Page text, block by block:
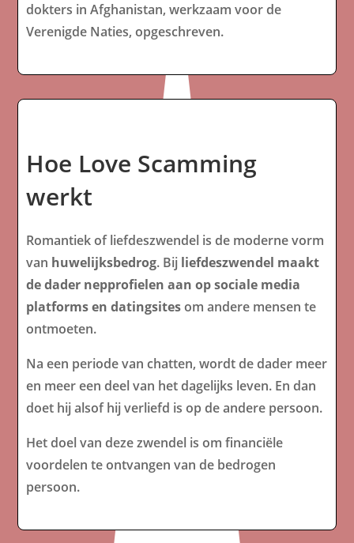
dokters in Afghanistan, werkzaam voor de
Verenigde Naties, opgeschreven.
Hoe Love Scamming
werkt
Romantiek of liefdeszwendel is de moderne vorm
van huwelijksbedrog. Bij liefdeszwendel maakt
de dader nepprofielen aan op sociale media
platforms en datingsitesom andere mensen te
ontmoeten.
Na een periode van chatten, wordt de dader meer
en meer een deel van het dagelijks leven. En dan
doet hij alsof hij verliefd is op de andere persoon.
Het doel van deze zwendel is om financiële
voordelen te ontvangen van de bedrogen
persoon.